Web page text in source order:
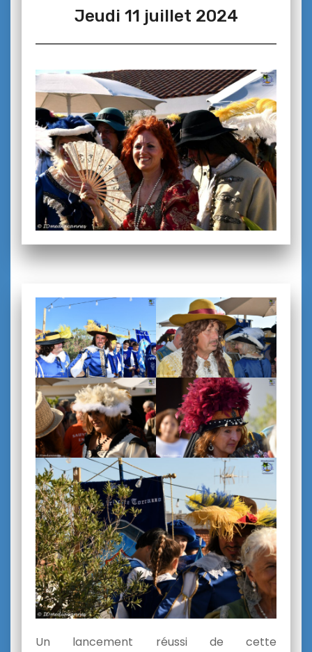
Jeudi 11 juillet 2024
Un lancement réussi de cette